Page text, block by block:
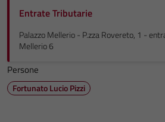
Entrate Tributarie
Palazzo Mellerio - P.zza Rovereto, 1 -
Mellerio 6
Persone
Fortunato Lucio Pizzi